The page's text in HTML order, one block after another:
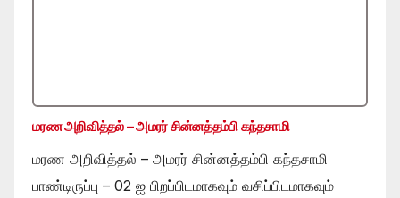
மரண அறிவித்தல் – அமரர் சின்னத்தம்பி கந்தசாமி
மரண அறிவித்தல் – அமரர் சின்னத்தம்பி கந்தசாமி
பாண்டிருப்பு – 02 ஐ பிறப்பிடமாகவும் வசிப்பிடமாகவும்